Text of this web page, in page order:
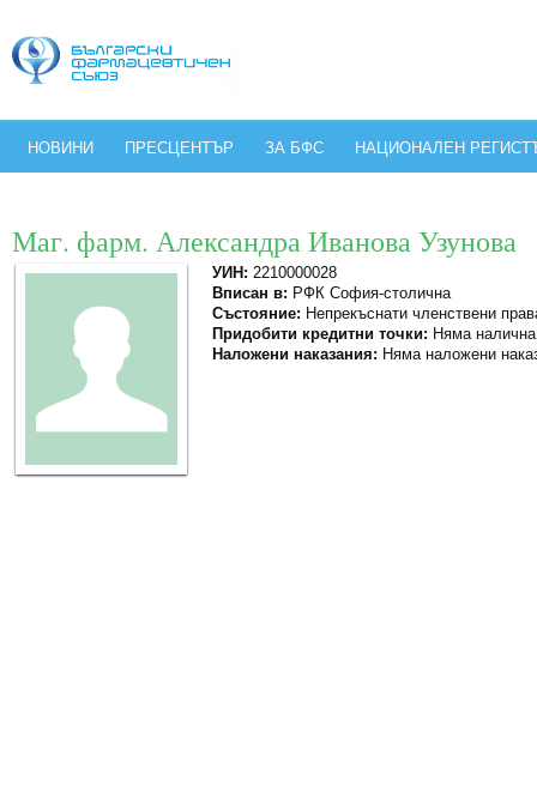
НОВИНИ ПРЕСЦЕНТЪР ЗА БФС НАЦИОНАЛЕН
Маг. фарм. Александра Иванова Узунова
УИН: 2210000028
Вписан в: РФК София-столична
Състояние: Непрекъснати членствени
Придобити кредитни точки: Няма
Наложени наказания: Няма наложени